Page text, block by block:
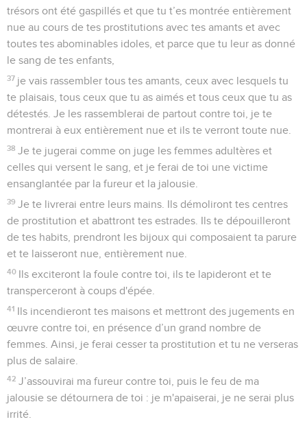
trésors ont été gaspillés et que tu t’es montrée entièrement
nue au cours de tes prostitutions avec tes amants et avec
toutes tes abominables idoles, et parce que tu leur as donné
le sang de tes enfants,
37 je vais rassembler tous tes amants, ceux avec lesquels tu
te plaisais, tous ceux que tu as aimés et tous ceux que tu as
détestés. Je les rassemblerai de partout contre toi, je te
montrerai à eux entièrement nue et ils te verront toute nue.
38 Je te jugerai comme on juge les femmes adultères et
celles qui versent le sang, et je ferai de toi une victime
ensanglantée par la fureur et la jalousie.
39 Je te livrerai entre leurs mains. Ils démoliront tes centres
de prostitution et abattront tes estrades. Ils te dépouilleront
de tes habits, prendront les bijoux qui composaient ta parure
et te laisseront nue, entièrement nue.
40 Ils exciteront la foule contre toi, ils te lapideront et te
transperceront à coups d'épée.
41 Ils incendieront tes maisons et mettront des jugements en
œuvre contre toi, en présence d’un grand nombre de
femmes. Ainsi, je ferai cesser ta prostitution et tu ne verseras
plus de salaire.
42 J’assouvirai ma fureur contre toi, puis le feu de ma
jalousie se détournera de toi : je m'apaiserai, je ne serai plus
irrité.